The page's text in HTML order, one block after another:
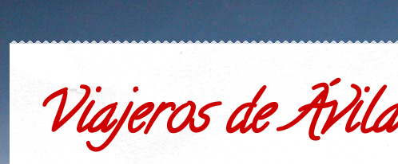
Viajeros de Ávila